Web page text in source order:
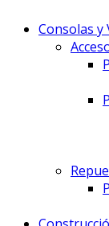
Consolas y